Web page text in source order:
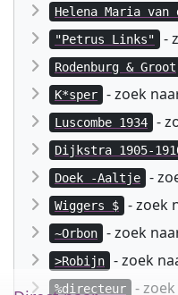
Helena Maria van
"Petrus Links" -
Rodenburg & Groot
K*sper - zoek
Luscombe 1934 -
Dijkstra 1905-
Doek -Aaltje -
Wiggers $ - zoek
~Orbon - zoek
>Robijn - zoek
%directeur -